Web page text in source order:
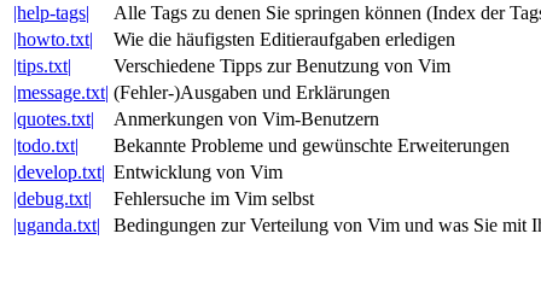
|help-tags|
Alle Tags zu denen Sie springen können (Index der
|howto.txt|
Wie die häufigsten Editieraufgaben erledigen
|tips.txt|
Verschiedene Tipps zur Benutzung von Vim
|message.txt| (Fehler-)Ausgaben und Erklärungen
|quotes.txt|
Anmerkungen von Vim-Benutzern
|todo.txt|
Bekannte Probleme und gewünschte Erweiterungen
|develop.txt| Entwicklung von Vim
|debug.txt|
Fehlersuche im Vim selbst
|uganda.txt|
Bedingungen zur Verteilung von Vim und was Sie mit